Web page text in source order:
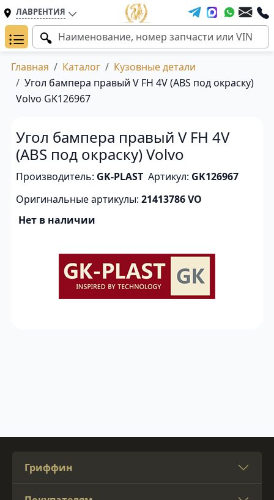
ЛАВРЕНТИЯ
Главная Каталог
Кузовные детали
Угол бампера правый V FH 4V (ABS под окраску)
Volvo GK126967
Угол бампера правый V FH 4V
(ABS под окраску) Volvo
Производитель: GK-PLAST Артикул: GK126967
Оригинальные артикулы: 21413786 VO
Нет в наличии
Гриффин